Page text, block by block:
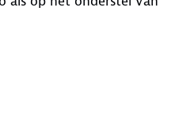
voldoet de stoel aan
door de